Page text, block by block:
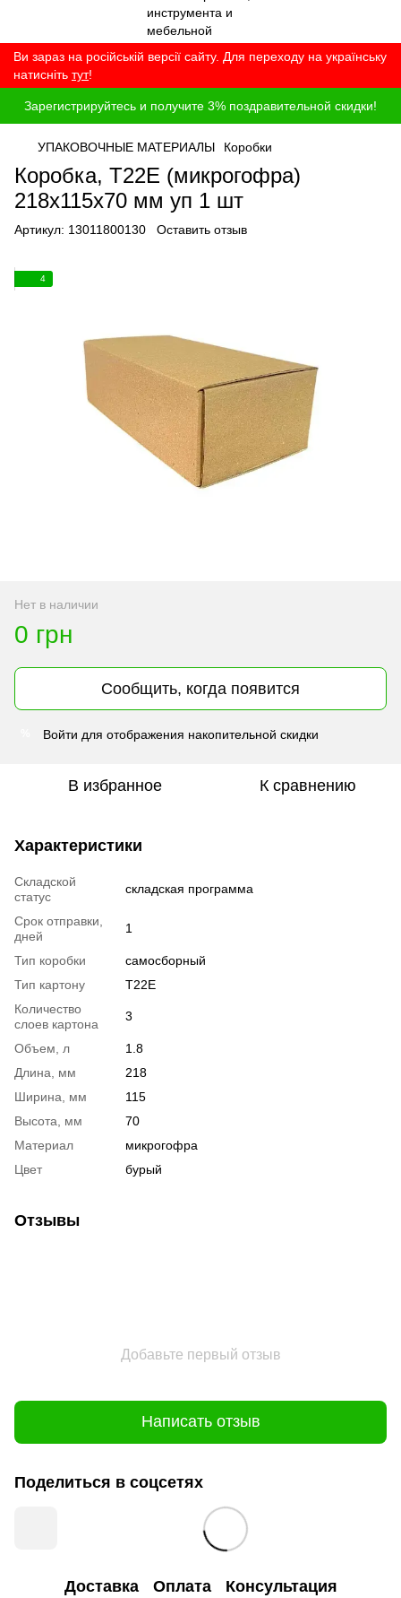
Ви зараз на російській версії сайту. Для переходу на українську
натисніть тут!
Зарегистрируйтесь и получите 3% поздравительной скидки!
УПАКОВОЧНЫЕ МАТЕРИАЛЫ Коробки
Коробка, T22E (микрогофра)
218x115x70 мм уп 1 шт
Артикул: 13011800130 Оставить отзыв
4
Нет в наличии
0 грн
Сообщить, когда появится
Войти для отображения накопительной скидки
В избранное К сравнению
Характеристики
Складской
статус
складская программа
Срок отправки,
дней
1
Тип коробки
самосборный
Тип картону
T22E
Количество
слоев картона
3
Объем, л
1.8
Длина, мм
218
Ширина, мм
115
Высота, мм
70
Материал
микрогофра
Цвет
бурый
Отзывы
Добавьте первый отзыв
Написать отзыв
Поделиться в соцсетях
Доставка Оплата Консультация